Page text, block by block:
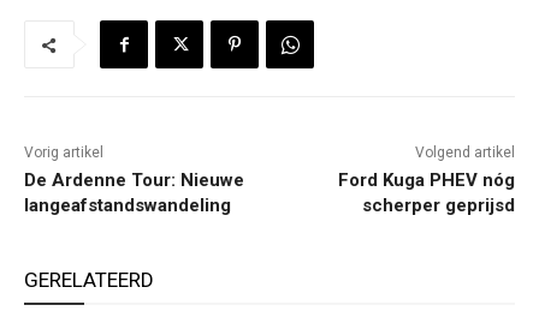
Vorig artikel
De Ardenne Tour: Nieuwe
langeafstandswandeling
Volgend artikel
Ford Kuga PHEV nóg
scherper geprijsd
GERELATEERD